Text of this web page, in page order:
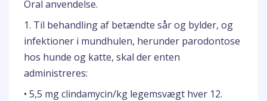
Oral anvendelse.
1. Til behandling af betændte sår og bylder, og
infektioner i mundhulen, herunder parodontose
hos hunde og katte, skal der enten
administreres:
• 5,5 mg clindamycin/kg legemsvægt hver 12.